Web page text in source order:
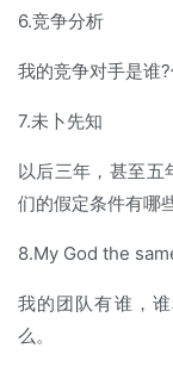
6.竞争分析
我的竞争对手是谁
7.未卜先知
以后三年，甚至五
们的假定条件有哪
8.My God the
我的团队有谁，
么。